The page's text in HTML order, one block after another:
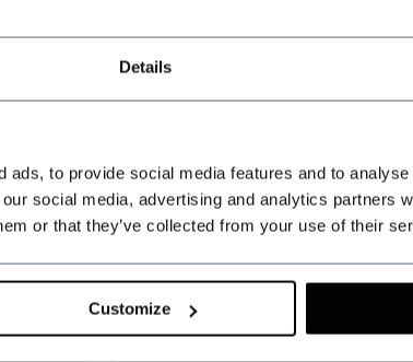
Details
ads, to provide social media features and to
social media, advertising and analytics partners
or that they’ve collected from your use of their
Customize